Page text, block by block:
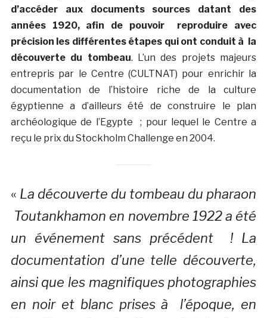
d’accéder aux documents sources datant des
années 1920, afin de pouvoir reproduire avec
précision les différentes étapes qui ont conduit à la
découverte du tombeau. L’un des projets majeurs
entrepris par le Centre (CULTNAT) pour enrichir la
documentation de l’histoire riche de la culture
égyptienne a d’ailleurs été de construire le plan
archéologique de l’Egypte ; pour lequel le Centre a
reçu le prix du Stockholm Challenge en 2004.
« La découverte du tombeau du pharaon
Toutankhamon en novembre 1922 a été
un événement sans précédent ! La
documentation d’une telle découverte,
ainsi que les magnifiques photographies
en noir et blanc prises à l’époque, en